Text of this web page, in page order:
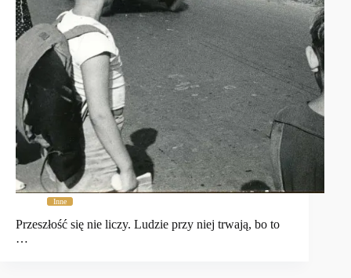
Inne
Przeszłość się nie liczy. Ludzie przy niej trwają, bo to
…